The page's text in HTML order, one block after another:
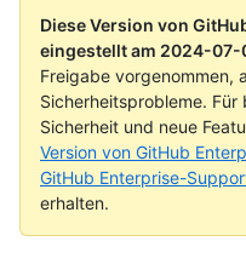
Diese Version von
eingestellt am 2024-07-
Freigabe vorgenommen,
Sicherheitsprobleme.
Sicherheit und neue
Version von GitHub
GitHub Enterprise-
erhalten.